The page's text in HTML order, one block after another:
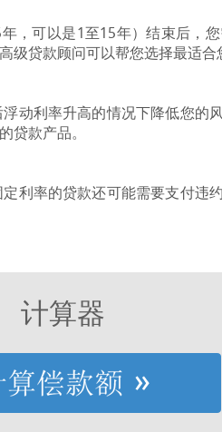
，可以是1至15年）结束后，
贷款顾问可以帮您选择最适合
动利率升高的情况下降低您的
贷款产品。
利率的贷款还可能需要支付违
计算器